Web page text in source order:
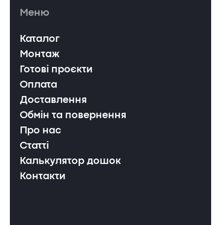
Меню
Каталог
Монтаж
Готові проєкти
Оплата
Доставлення
Обмін та повернення
Про нас
Статті
Калькулятор дошок
Контакти